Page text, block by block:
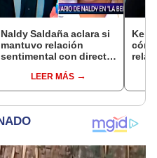
Naldy Saldaña aclara si
mantuvo relación
sentimental con director
denunciarlo por
tocamientos: “Me
LEER MÁS